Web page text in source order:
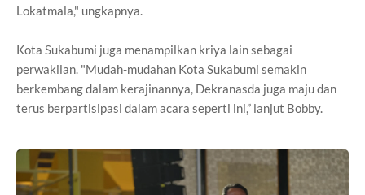
Lokatmala," ungkapnya.
Kota Sukabumi juga menampilkan kriya lain sebagai
perwakilan. "Mudah-mudahan Kota Sukabumi semakin
berkembang dalam kerajinannya, Dekranasda juga maju dan
terus berpartisipasi dalam acara seperti ini,” lanjut Bobby.